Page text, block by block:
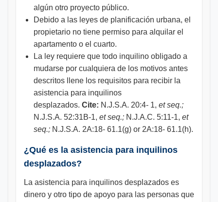
algún otro proyecto público.
Debido a las leyes de planificación urbana, el
propietario no tiene permiso para alquilar el
apartamento o el cuarto.
La ley requiere que todo inquilino obligado a
mudarse por cualquiera de los motivos antes
descritos llene los requisitos para recibir la
asistencia para inquilinos
desplazados. Cite: N.J.S.A. 20:4- 1, et seq.;
N.J.S.A. 52:31B-1, et seq.; N.J.A.C. 5:11-1, et
seq.; N.J.S.A. 2A:18- 61.1(g) or 2A:18- 61.1(h).
¿Qué es la asistencia para inquilinos
desplazados?
La asistencia para inquilinos desplazados es
dinero y otro tipo de apoyo para las personas que